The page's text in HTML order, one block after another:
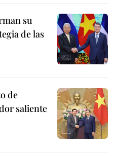
su
de las
de
saliente